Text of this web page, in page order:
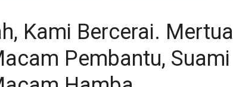
Kami Bercerai. Mertua
Pembantu, Suami